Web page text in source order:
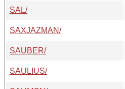
SAL/
SAXJAZMAN/
SAUBER/
SAULIUS/